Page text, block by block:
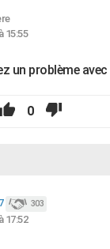
15:55
un problème
0
303
17:52